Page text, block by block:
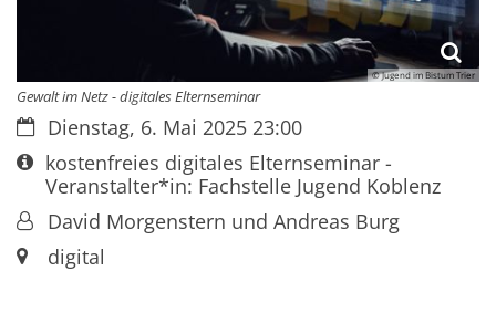
© Jugend im Bistum Trier
Gewalt im Netz - digitales Elternseminar
Datum:Dienstag, 6. Mai 2025 23:00
Art bzw. Nummer:
kostenfreies digitales Elternseminar -
Veranstalter*in: Fachstelle Jugend Koblenz
Von:David Morgenstern und Andreas Burg
Ort:digital